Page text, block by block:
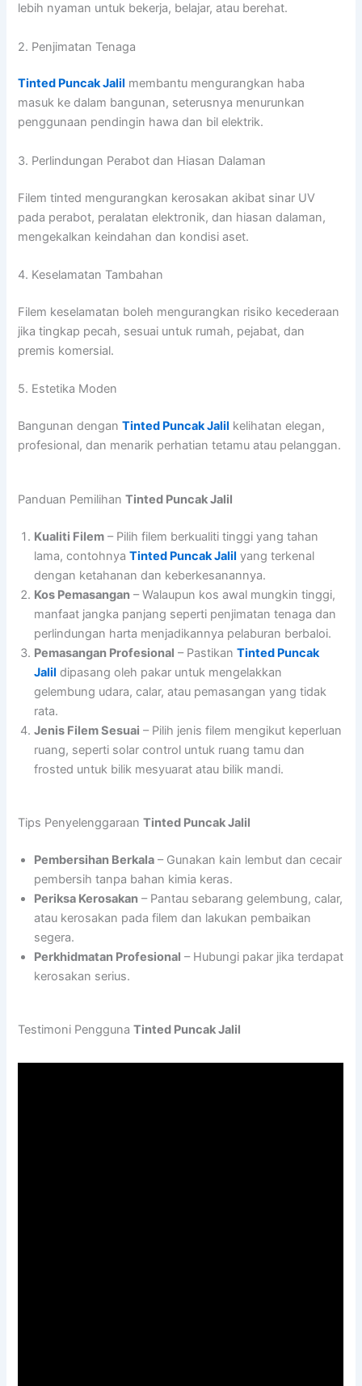
lebih nyaman untuk bekerja, belajar, atau berehat.
2. Penjimatan Tenaga
Tinted Puncak Jalil membantu mengurangkan haba
masuk ke dalam bangunan, seterusnya menurunkan
penggunaan pendingin hawa dan bil elektrik.
3. Perlindungan Perabot dan Hiasan Dalaman
Filem tinted mengurangkan kerosakan akibat sinar UV
pada perabot, peralatan elektronik, dan hiasan dalaman,
mengekalkan keindahan dan kondisi aset.
4. Keselamatan Tambahan
Filem keselamatan boleh mengurangkan risiko kecederaan
jika tingkap pecah, sesuai untuk rumah, pejabat, dan
premis komersial.
5. Estetika Moden
Bangunan denganTinted Puncak Jalil kelihatan elegan,
profesional, dan menarik perhatian tetamu atau pelanggan.
Panduan PemilihanTinted Puncak Jalil
Kualiti Filem – Pilih filem berkualiti tinggi yang tahan
lama, contohnyaTinted Puncak Jalil yang terkenal
dengan ketahanan dan keberkesanannya.
Kos Pemasangan – Walaupun kos awal mungkin tinggi,
manfaat jangka panjang seperti penjimatan tenaga dan
perlindungan harta menjadikannya pelaburan berbaloi.
Pemasangan Profesional – PastikanTinted Puncak
Jalil dipasang oleh pakar untuk mengelakkan
gelembung udara, calar, atau pemasangan yang tidak
rata.
Jenis Filem Sesuai – Pilih jenis filem mengikut keperluan
ruang, seperti solar control untuk ruang tamu dan
frosted untuk bilik mesyuarat atau bilik mandi.
Tips PenyelenggaraanTinted Puncak Jalil
Pembersihan Berkala – Gunakan kain lembut dan cecair
pembersih tanpa bahan kimia keras.
Periksa Kerosakan – Pantau sebarang gelembung, calar,
atau kerosakan pada filem dan lakukan pembaikan
segera.
Perkhidmatan Profesional – Hubungi pakar jika terdapat
kerosakan serius.
Testimoni PenggunaTinted Puncak Jalil